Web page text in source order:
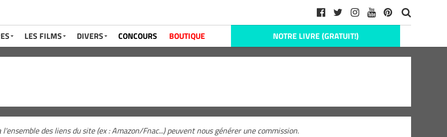
LES FILMS DIVERS CONCOURS BOUTIQUE NOTRE LIVRE (GRATUIT!)
des liens du site (ex : Amazon/Fnac...) peuvent nous générer une commission.